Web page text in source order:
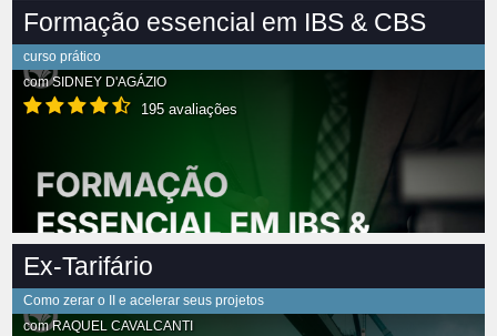
Formação essencial em IBS & CBS
curso prático
comSIDNEY D'AGÁZIO
195 avaliações
Ex-Tarifário
Como zerar o II e acelerar seus projetos
comRAQUEL CAVALCANTI